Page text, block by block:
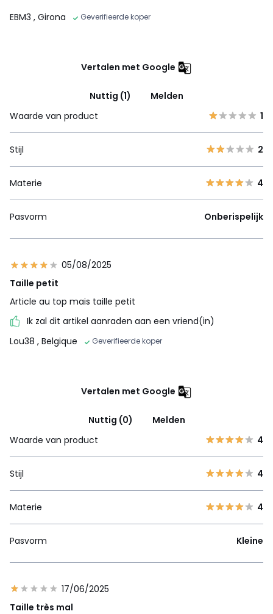
EBM3 , Girona Geverifieerde koper
Vertalen met Google
Nuttig (1)
Melden
Waarde van product
1
Stijl 2
Materie 4
Pasvorm Onberispelijk
05/08/2025
Taille petit
Article au top mais taille petit
Ik zal dit artikel aanraden aan een vriend(in)
Lou38 , Belgique Geverifieerde koper
Vertalen met Google
Nuttig (0)
Melden
Waarde van product
4
Stijl 4
Materie 4
Pasvorm Kleine
17/06/2025
Taille très mal